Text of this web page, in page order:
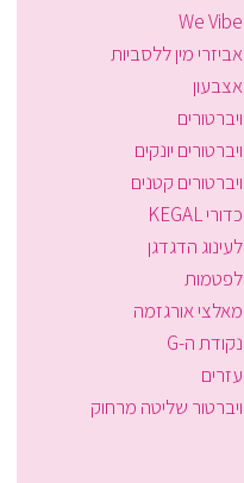
We Vibe
אביזרי מין ללסביות
אצבעון
ויברטורים
ויברטורים יונקים
ויברטורים קטנים
כדורי KEGAL
לעינוג הדגדגן
לפטמות
מאלצי אורגזמה
נקודת ה-G
עזרים
ויברטור שליטה מרחוק